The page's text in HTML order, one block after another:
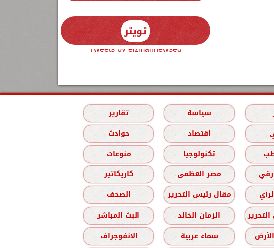
تويتر
Tweets by elzmannewseg
سياسة
تقارير
اقتصاد
حوادث
تكنولوجيا
منوعات
مصر العظمى
كاريكاتير
مقال رئيس التحرير
الصحف
الزمان الخالد
البث المباشر
سماء عربية الانفوجراف